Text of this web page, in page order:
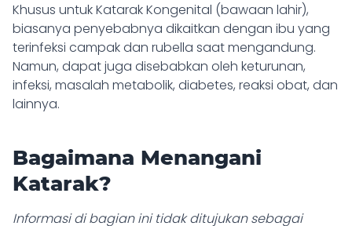
Khusus untuk Katarak Kongenital (bawaan lahir),
biasanya penyebabnya dikaitkan dengan ibu yang
terinfeksi campak dan rubella saat mengandung.
Namun, dapat juga disebabkan oleh keturunan,
infeksi, masalah metabolik, diabetes, reaksi obat, dan
lainnya.
Bagaimana Menangani
Katarak?
Informasi di bagian ini tidak ditujukan sebagai